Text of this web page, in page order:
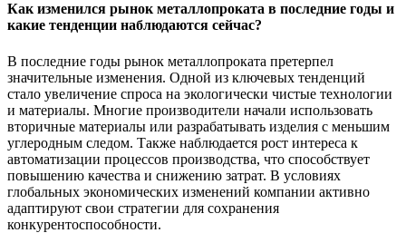
Как изменился рынок металлопроката в последние годы и
какие тенденции наблюдаются сейчас?
В последние годы рынок металлопроката претерпел
значительные изменения. Одной из ключевых тенденций
стало увеличение спроса на экологически чистые технологии
и материалы. Многие производители начали использовать
вторичные материалы или разрабатывать изделия с меньшим
углеродным следом. Также наблюдается рост интереса к
автоматизации процессов производства, что способствует
повышению качества и снижению затрат. В условиях
глобальных экономических изменений компании активно
адаптируют свои стратегии для сохранения
конкурентоспособности.